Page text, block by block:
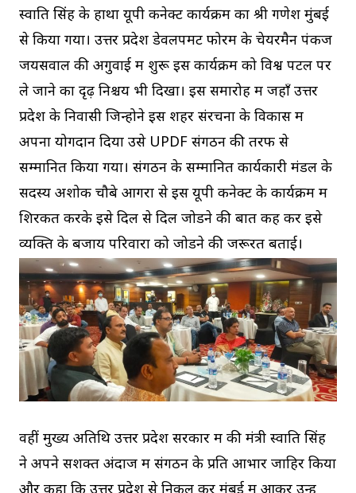
स्वाति सिंह के हाथों यूपी कनेक्ट कार्यक्रम का श्री गणेश मुंबई
से किया गया। उत्तर प्रदेश डेवलपमेंट फोरम के चेयरमैन पंकज
जयसवाल की अगुवाई में शुरू इस कार्यक्रम को विश्व पटल पर
ले जाने का दृढ़ निश्चय भी दिखा। इस समारोह में जहाँ उत्तर
प्रदेश के निवासी जिन्होने इस शहर संरचना के विकास में
अपना योगदान दिया उसे UPDF संगठन की तरफ से
सम्मानित किया गया। संगठन के सम्मानित कार्यकारी मंडल के
सदस्य अशोक चौबे आगरा से इस यूपी कनेक्ट के कार्यक्रम में
शिरकत करके इसे दिल से दिल जोडने की बात कह कर इसे
व्यक्ति के बजाय परिवारों को जोडने की जरूरत बताई।
वहीं मुख्य अतिथि उत्तर प्रदेश सरकार में की मंत्री स्वाति सिंह
ने अपने सशक्त अंदाज में संगठन के प्रति आभार जाहिर किया